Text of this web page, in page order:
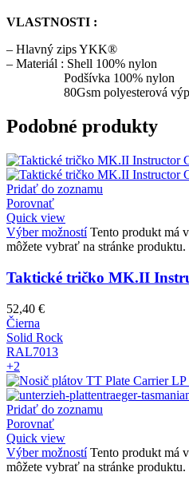
VLASTNOSTI :
– Hlavný zips YKK®
– Materiál : Shell 100% nylon
Podšívka 100% nylon
80Gsm polyesterová
Podobné produkty
Pridať do zoznamu
Porovnať
Quick view
Výber možností Tento produkt má
môžete vybrať na stránke produktu.
Taktické tričko MK.II
52,40 €
Čierna
Solid Rock
RAL7013
+2
Pridať do zoznamu
Porovnať
Quick view
Výber možností Tento produkt má
môžete vybrať na stránke produktu.